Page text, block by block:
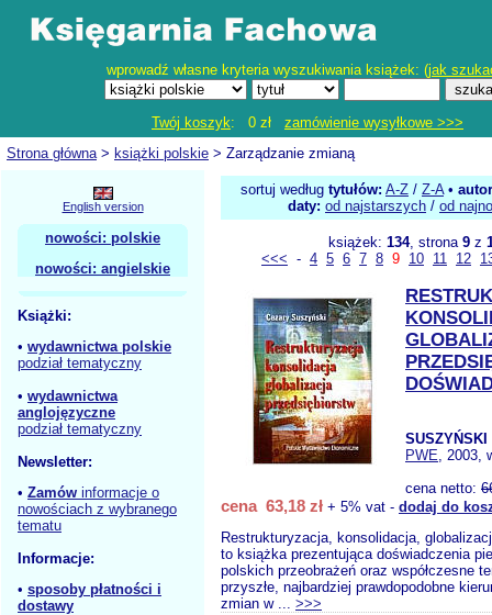
wprowadź własne kryteria wyszukiwania książek: (jak
Twój koszyk: 0 zł zamówienie wysyłkowe >>>
Strona główna> książki polskie > Zarządzanie zmianą
English version
nowości: polskie
nowości: angielskie
Książki:
• wydawnictwa polskie
podział tematyczny
• wydawnictwa
anglojęzyczne
podział tematyczny
Newsletter:
• Zamów informacje o
nowościach z wybranego
tematu
Informacje:
• sposoby płatności i
dostawy
sortuj według tytułów: A-Z / Z-A•
daty: od najstarszych / od
książek: 134, strona 9z
<<< - 4 5 6 7 8 9 10 11 12
SUSZYŃSKI
PWE, 2003,
cena netto:
cena 63,18 zł + 5% vat - dodaj do
Restrukturyzacja, konsolidacja,
to książka prezentująca doświadczenia
polskich przeobrażeń oraz współczesne
przyszłe, najbardziej prawdopodobne
zmian w ... >>>